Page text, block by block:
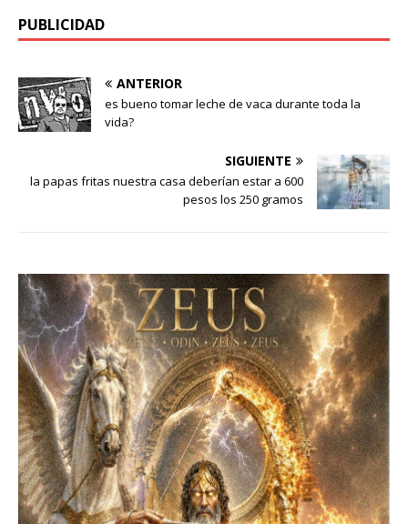
PUBLICIDAD
ANTERIOR
es bueno tomar leche de vaca durante toda la
vida?
SIGUIENTE
la papas fritas nuestra casa deberían estar a 600
pesos los 250 gramos